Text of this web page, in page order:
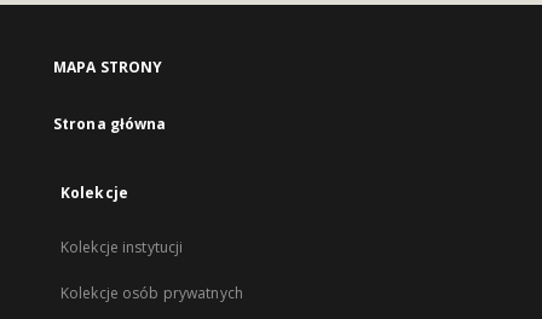
MAPA STRONY
Strona główna
Kolekcje
Kolekcje instytucji
Kolekcje osób prywatnych